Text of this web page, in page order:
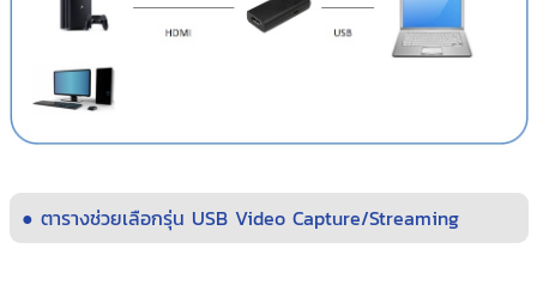
● ตารางช่วยเลือกรุ่น USB Video Capture/Streaming